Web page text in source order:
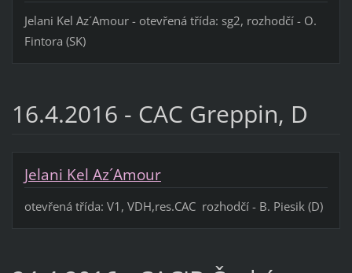
Jelani Kel Az´Amour - otevřená třída: sg2, rozhodčí - O.
Fintora (SK)
16.4.2016 - CAC Greppin, D
Jelani Kel Az´Amour
otevřená třída: V1, VDH,res.CAC rozhodčí - B. Piesik (D)